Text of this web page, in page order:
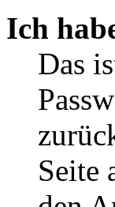
Ich
Das
Seite